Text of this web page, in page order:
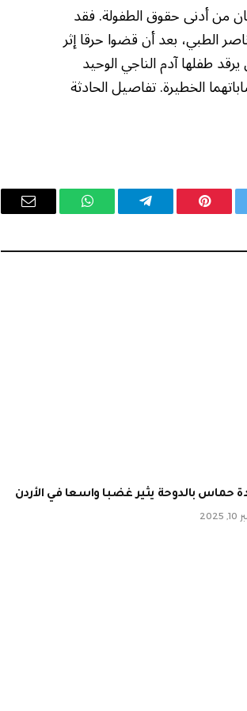
من أدنى حقوق الطفولة. فقد
أطفالها إلى مجمع ناصر الطبي، بعد أن قضوا حرقا إثر
طفلها آدم الناجي الوحيد
الخطيرة. تفاصيل الحادثة
بينتيريستتيلقرام واتساب
البريد
حماس بالدوحة يثير غضبا واسعا في الأردن